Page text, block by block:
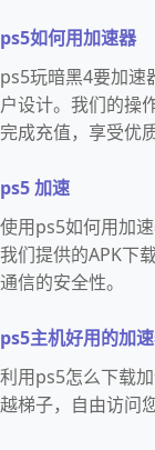
ps5如何用加速器
ps5玩暗黑4要加速
户设计。我们的操
完成充值，享受优
ps5 加速
使用ps5如何用加
我们提供的APK下
通信的安全性。
ps5主机好用的加
利用ps5怎么下载
越梯子，自由访问